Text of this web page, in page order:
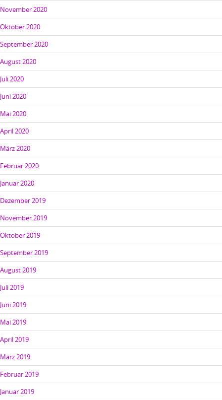
November 2020
Oktober 2020
September 2020
August 2020
Juli 2020
Juni 2020
Mai 2020
April 2020
März 2020
Februar 2020
Januar 2020
Dezember 2019
November 2019
Oktober 2019
September 2019
August 2019
Juli 2019
Juni 2019
Mai 2019
April 2019
März 2019
Februar 2019
Januar 2019